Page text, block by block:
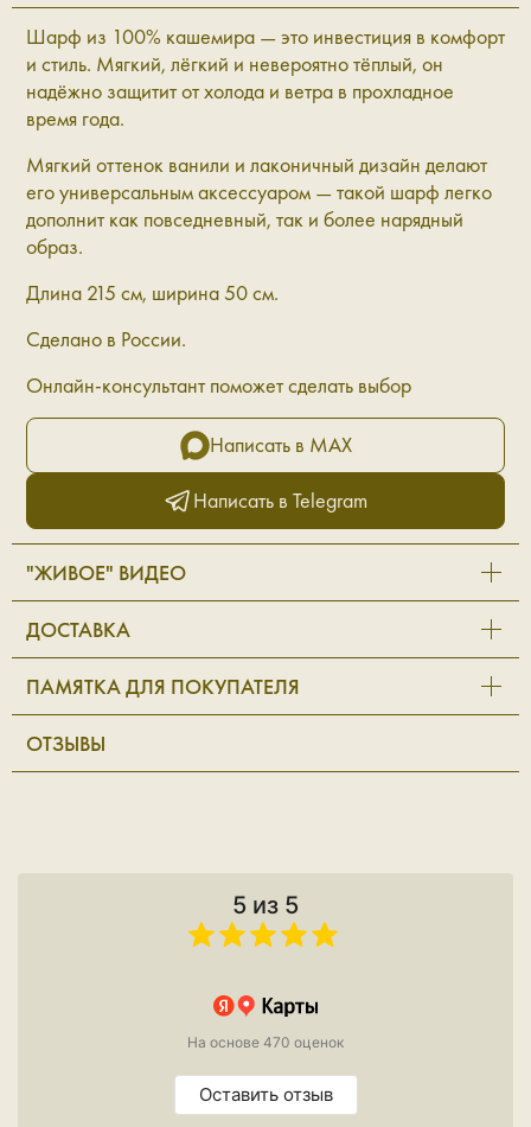
Шарф из 100% кашемира — это инвестиция в комфорт
и стиль. Мягкий, лёгкий и невероятно тёплый, он
надёжно защитит от холода и ветра в прохладное
время года.
Мягкий оттенок ванили и лаконичный дизайн делают
его универсальным аксессуаром — такой шарф легко
дополнит как повседневный, так и более нарядный
образ.
Длина 215 см, ширина 50 см.
Сделано в России.
Онлайн-консультант поможет сделать выбор
Написать в MAX
Написать в Telegram
"ЖИВОЕ" ВИДЕО
ДОСТАВКА
ПАМЯТКА ДЛЯ ПОКУПАТЕЛЯ
ОТЗЫВЫ
5 из 5
На основе 470 оценок
Оставить отзыв